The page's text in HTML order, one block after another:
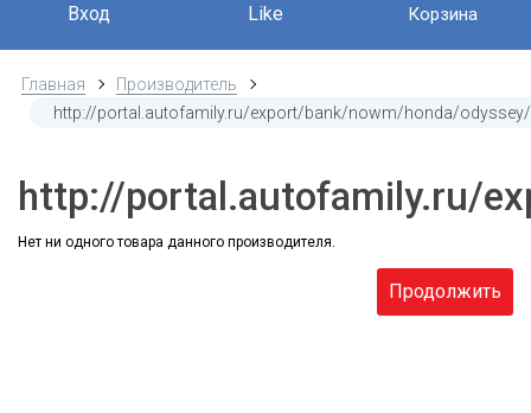
Вход Like Корзина
Главная
Производитель
http://portal.autofamily.ru/export/bank/nowm/honda/
http://portal.autofamily.ru/
Нет ни одного товара данного производителя.
Продолжить